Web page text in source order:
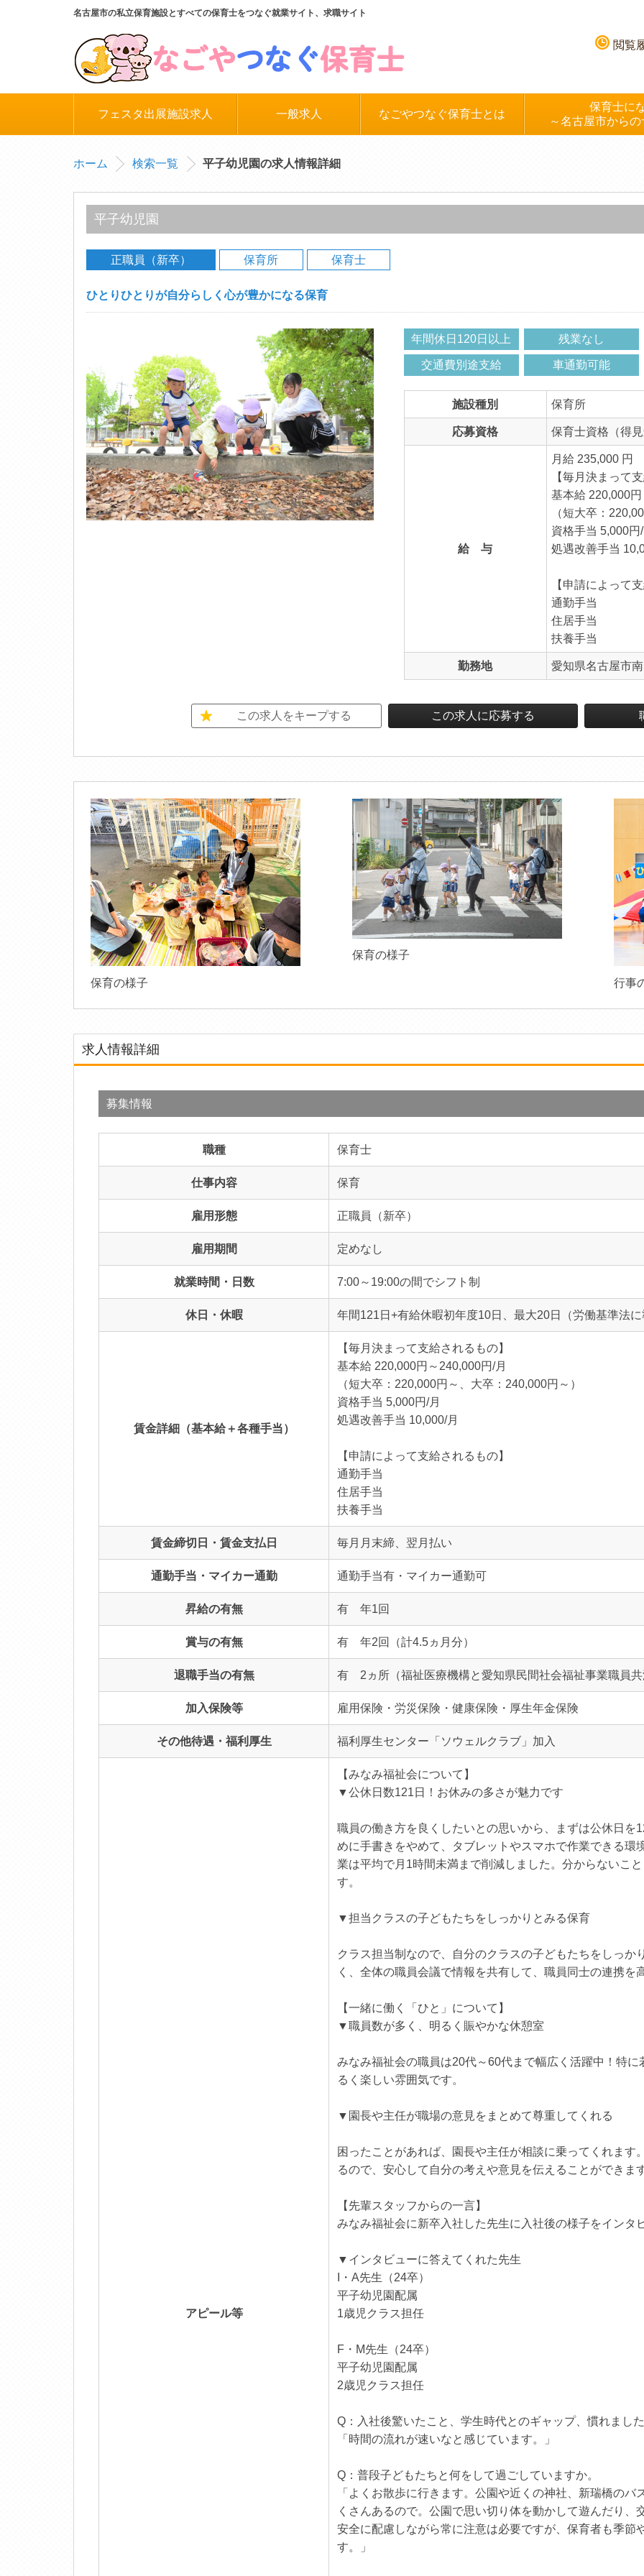
名古屋市の私立保育施設とすべての保育士をつなぐ就業サイト、求職サイト
閲覧
フェスタ出展施設求人 一般求人 なごやつなぐ保育士とは
保育士に
～名古屋市から
ホーム 検索一覧 平子幼児園の求人情報詳細
平子幼児園
正職員（新卒） 保育所 保育士
ひとりひとりが自分らしく心が豊かになる保育
年間休日120日以上 残業なし
交通費別途支給 車通勤可能
施設種別 保育所
応募資格 保育士資格（得
給 与
月給 235,000 円
【毎月決まって
基本給 220,000
（短大卒：
資格手当 5,000円
処遇改善手当
【申請によって
通勤手当
住居手当
扶養手当
勤務地 愛知県名古屋市
この求人をキープする この求人に応募する
保育の様子
保育の様子
行事
求人情報詳細
募集情報
職種 保育士
仕事内容 保育
雇用形態 正職員（新卒）
雇用期間 定めなし
就業時間・日数 7:00～19:00の間でシフト制
休日・休暇 年間121日+有給休暇初年度10日、最大20日（労働基準法
賃金詳細（基本給＋各種手当）
【毎月決まって支給されるもの】
基本給 220,000円～240,000円/月
（短大卒：220,000円～、大卒：240,000円～）
資格手当 5,000円/月
処遇改善手当 10,000/月
【申請によって支給されるもの】
通勤手当
住居手当
扶養手当
賃金締切日・賃金支払日 毎月月末締、翌月払い
通勤手当・マイカー通勤 通勤手当有・マイカー通勤可
昇給の有無 有 年1回
賞与の有無 有 年2回（計4.5ヵ月分）
退職手当の有無 有 2ヵ所（福祉医療機構と愛知県民間社会福祉事業職員
加入保険等 雇用保険・労災保険・健康保険・厚生年金保険
その他待遇・福利厚生 福利厚生センター「ソウェルクラブ」加入
アピール等
【みなみ福祉会について】
▼公休日数121日！お休みの多さが魅力です
職員の働き方を良くしたいとの思いから、まずは公休日を
めに手書きをやめて、タブレットやスマホで作業できる環
業は平均で月1時間未満まで削減しました。分からないこ
す。
▼担当クラスの子どもたちをしっかりとみる保育
クラス担当制なので、自分のクラスの子どもたちをしっか
く、全体の職員会議で情報を共有して、職員同士の連携を
【一緒に働く「ひと」について】
▼職員数が多く、明るく賑やかな休憩室
みなみ福祉会の職員は20代～60代まで幅広く活躍中！特
るく楽しい雰囲気です。
▼園長や主任が職場の意見をまとめて尊重してくれる
困ったことがあれば、園長や主任が相談に乗ってくれます
るので、安心して自分の考えや意見を伝えることができま
【先輩スタッフからの一言】
みなみ福祉会に新卒入社した先生に入社後の様子をインタ
▼インタビューに答えてくれた先生
I・A先生（24卒）
平子幼児園配属
1歳児クラス担任
F・M先生（24卒）
平子幼児園配属
2歳児クラス担任
Q：入社後驚いたこと、学生時代とのギャップ、慣れまし
「時間の流れが速いなと感じています。」
Q：普段子どもたちと何をして過ごしていますか。
「よくお散歩に行きます。公園や近くの神社、新瑞橋の
くさんあるので。公園で思い切り体を動かして遊んだり
安全に配慮しながら常に注意は必要ですが、保育者も季節
す。」